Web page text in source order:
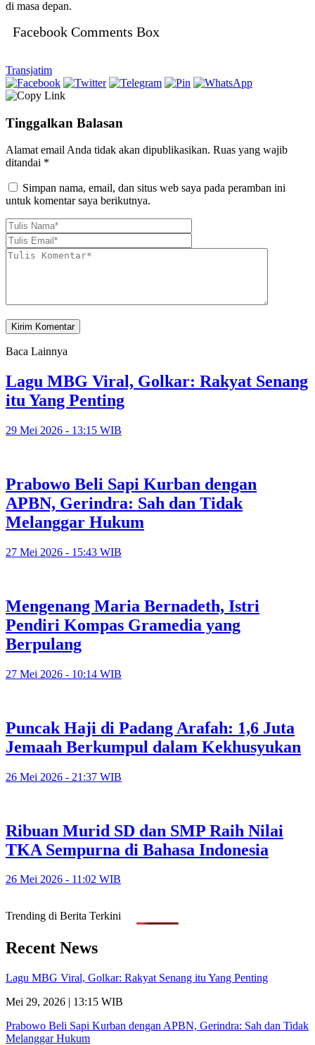
di masa depan.
Facebook Comments Box
Transjatim
Tinggalkan Balasan
Alamat email Anda tidak akan dipublikasikan. Ruas yang wajib
ditandai *
Simpan nama, email, dan situs web saya pada peramban ini
untuk komentar saya berikutnya.
Baca Lainnya
Lagu MBG Viral, Golkar: Rakyat Senang
itu Yang Penting
29 Mei 2026 - 13:15 WIB
Prabowo Beli Sapi Kurban dengan
APBN, Gerindra: Sah dan Tidak
Melanggar Hukum
27 Mei 2026 - 15:43 WIB
Mengenang Maria Bernadeth, Istri
Pendiri Kompas Gramedia yang
Berpulang
27 Mei 2026 - 10:14 WIB
Puncak Haji di Padang Arafah: 1,6 Juta
Jemaah Berkumpul dalam Kekhusyukan
26 Mei 2026 - 21:37 WIB
Ribuan Murid SD dan SMP Raih Nilai
TKA Sempurna di Bahasa Indonesia
26 Mei 2026 - 11:02 WIB
Trending di Berita Terkini
Recent News
Lagu MBG Viral, Golkar: Rakyat Senang itu Yang Penting
Mei 29, 2026 | 13:15 WIB
Prabowo Beli Sapi Kurban dengan APBN, Gerindra: Sah dan Tidak
Melanggar Hukum